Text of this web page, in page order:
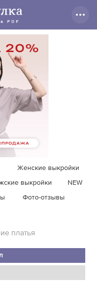
Женские выкройки
выкройки NEW
Фото-отзывы
платья